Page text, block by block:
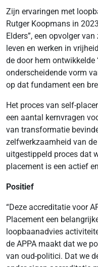
Zijn ervaringen met
Rutger Koopmans in
Elders”, een opvolger
leven en werken in
de door hem ontwikkelde
onderscheidende vorm
op dat fundament een
Het proces van self-
een aantal kernvragen
van transformatie
zelfwerkzaamheid van
uitgestippeld proces dat
placement is een actief
Positief
“Deze accreditatie voor
Placement een
loopbaanadvies
de APPA maakt dat we
van oud-politici. Dat we